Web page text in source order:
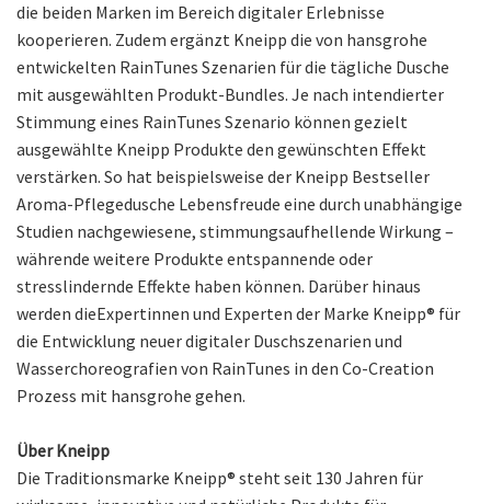
die beiden Marken im Bereich digitaler Erlebnisse
kooperieren. Zudem ergänzt Kneipp die von hansgrohe
entwickelten RainTunes Szenarien für die tägliche Dusche
mit ausgewählten Produkt-Bundles. Je nach intendierter
Stimmung eines RainTunes Szenario können gezielt
ausgewählte Kneipp Produkte den gewünschten Effekt
verstärken. So hat beispielsweise der Kneipp Bestseller
Aroma-Pflegedusche Lebensfreude eine durch unabhängige
Studien nachgewiesene, stimmungsaufhellende Wirkung –
währende weitere Produkte entspannende oder
stresslindernde Effekte haben können. Darüber hinaus
werden dieExpertinnen und Experten der Marke Kneipp® für
die Entwicklung neuer digitaler Duschszenarien und
Wasserchoreografien von RainTunes in den Co-Creation
Prozess mit hansgrohe gehen.
Über Kneipp
Die Traditionsmarke Kneipp® steht seit 130 Jahren für